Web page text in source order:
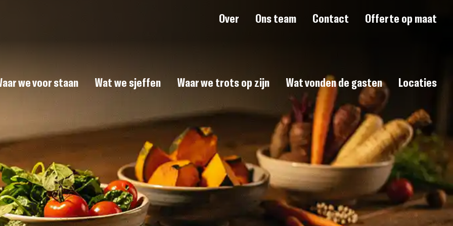
Over Ons team Contact Offerte op maat
we voor staan Wat we sjeffen Waar we trots op zijn Wat vonden de gasten Locaties